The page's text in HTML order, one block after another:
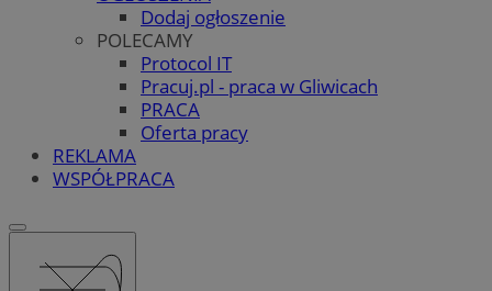
Dodaj ogłoszenie
POLECAMY
Protocol IT
Pracuj.pl - praca w Gliwicach
PRACA
Oferta pracy
REKLAMA
WSPÓŁPRACA